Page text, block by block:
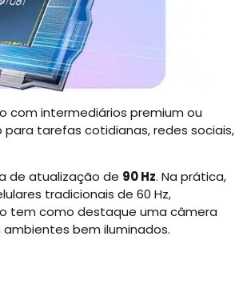
com intermediários premium ou
tarefas cotidianas, redes sociais,
de atualização de 90 Hz. Na prática,
tradicionais de 60 Hz,
tem como destaque uma câmera
bem iluminados.